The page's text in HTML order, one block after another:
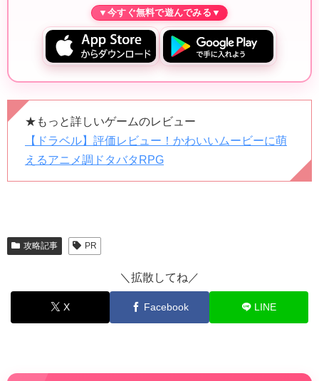
★もっと詳しいゲームのレビュー
【ドラベル】評価レビュー！かわいいムービーに萌
えるアニメ調ドタバタRPG
攻略記事 PR
＼拡散してね／
X Facebook LINE